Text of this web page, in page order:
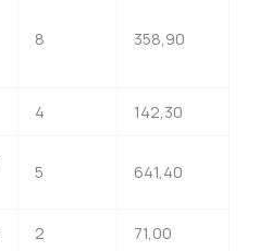
8 358,90
4 142,30
5 641,40
2 71,00